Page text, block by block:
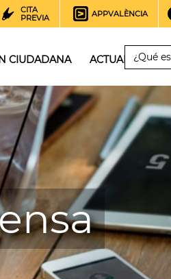
CITA
PREVIA
APPVALÈNCIA
CIUDADANA ACTUALIDAD